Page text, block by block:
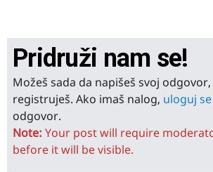
Pridruži nam se!
Možeš sada da napišeš svoj
registruješ. Ako imaš nalog, uloguj se
odgovor.
Note: Your post will require
before it will be visible.